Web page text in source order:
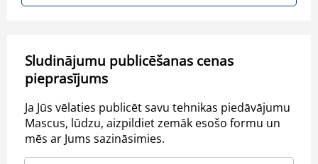
Sludinājumu publicēšanas cenas
pieprasījums
Ja Jūs vēlaties publicēt savu tehnikas piedāvājumu
Mascus, lūdzu, aizpildiet zemāk esošo formu un
mēs ar Jums sazināsimies.